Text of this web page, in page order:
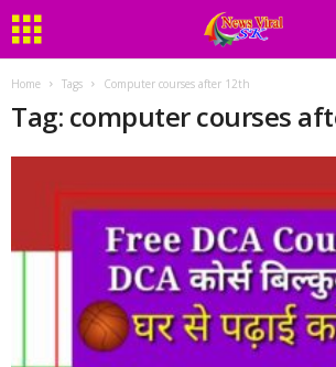
Home Tags Computer courses after 12th
Tag: computer courses